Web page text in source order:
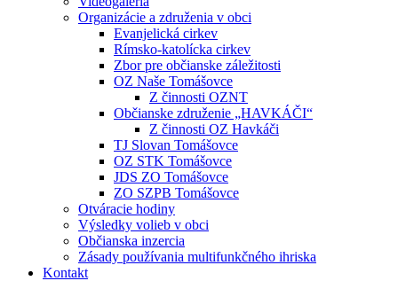
Organizácie a združenia v obci
Evanjelická cirkev
Rímsko-katolícka cirkev
Zbor pre občianske záležitosti
OZ Naše Tomášovce
Z činnosti OZNT
Občianske združenie „HAVKÁČI“
Z činnosti OZ Havkáči
TJ Slovan Tomášovce
OZ STK Tomášovce
JDS ZO Tomášovce
ZO SZPB Tomášovce
Otváracie hodiny
Výsledky volieb v obci
Občianska inzercia
Zásady používania multifunkčného ihriska
Kontakt